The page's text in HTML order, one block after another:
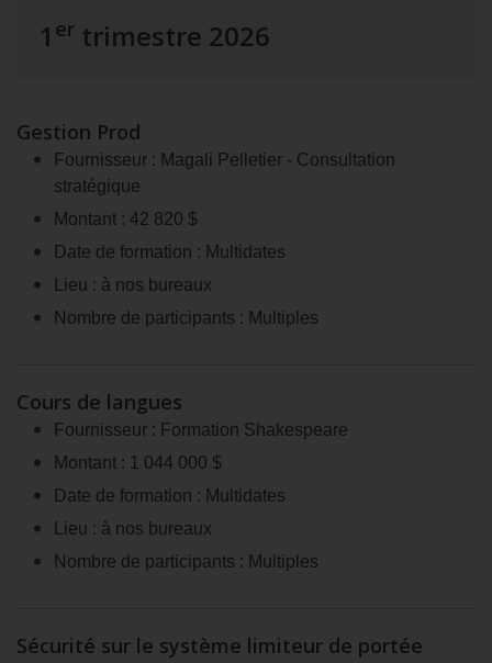
1 er trimestre 2026
Gestion Prod
Fournisseur : Magali Pelletier ‑ Consultation
stratégique
Montant : 42 820 $
Date de formation : Multidates
Lieu : à nos bureaux
Nombre de participants : Multiples
Cours de langues
Fournisseur : Formation Shakespeare
Montant : 1 044 000 $
Date de formation : Multidates
Lieu : à nos bureaux
Nombre de participants : Multiples
Sécurité sur le système limiteur de portée